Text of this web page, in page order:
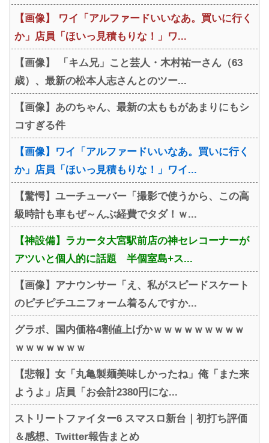
【画像】 ワイ「アルファードいいなあ。買いに行く
か」店員「ほいっ見積もりな！」ワ...
【画像】 「キム兄」こと芸人・木村祐一さん（63
歳）、最新の松本人志さんとのツー...
【画像】あのちゃん、最新の太ももがあまりにもシ
コすぎる件
【画像】ワイ「アルファードいいなあ。買いに行く
か」店員「ほいっ見積もりな！」ワイ...
【驚愕】ユーチューバー「撮影で使うから、この高
級時計も車もぜ～んぶ経費でタダ！ｗ...
【神設備】ラカータ大宮駅前店の神セレコーナーが
アツいと個人的に話題 半個室島+ス...
【画像】アナウンサー「え、私がスピードスケート
のピチピチユニフォーム着るんですか...
グラボ、国内価格4割値上げかｗｗｗｗｗｗｗｗｗ
ｗｗｗｗｗｗｗ
【悲報】女「丸亀製麺美味しかったね」俺「また来
ようよ」店員「お会計2380円にな...
ストリートファイター6 スマスロ新台｜初打ち評価
＆感想、Twitter報告まとめ